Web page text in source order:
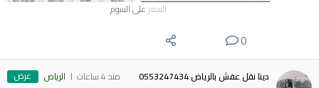
السعر على السوم
0
دينا نقل عفش بالرياض 0553247434 منذ 4 ساعات الرياض عرض